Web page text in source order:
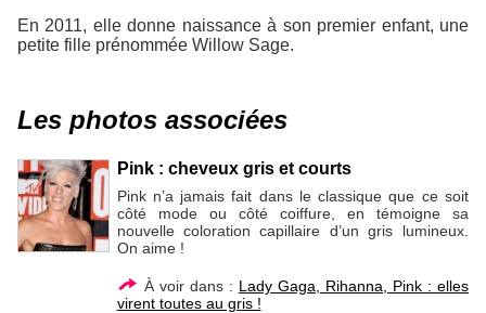
En 2011, elle donne naissance à son premier enfant, une
petite fille prénommée Willow Sage.
Les photos associées
Pink : cheveux gris et courts
Pink n’a jamais fait dans le classique que ce soit
côté mode ou côté coiffure, en témoigne sa
nouvelle coloration capillaire d’un gris lumineux.
On aime !
À voir dans : Lady Gaga, Rihanna, Pink : elles
virent toutes au gris !